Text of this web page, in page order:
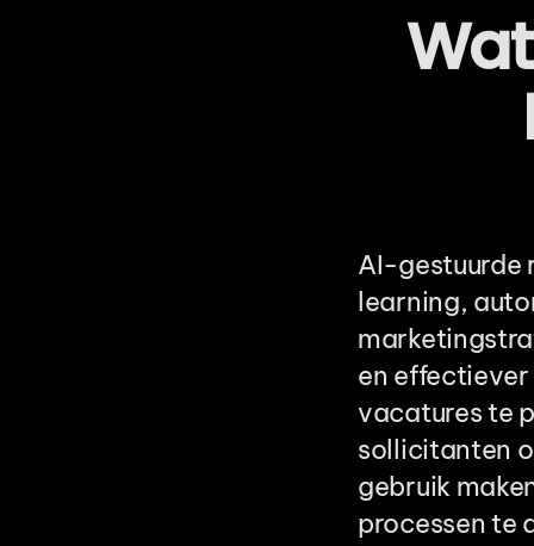
AI-gestuurde
learning,
en
vacatures te
sollicitanten
gebruik
processen te